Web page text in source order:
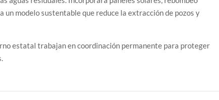
un modelo sustentable que reduce la extracción de pozos y
estatal trabajan en coordinación permanente para proteger